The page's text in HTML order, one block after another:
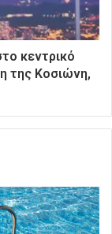
κεντρικό
της Κοσιώνη,